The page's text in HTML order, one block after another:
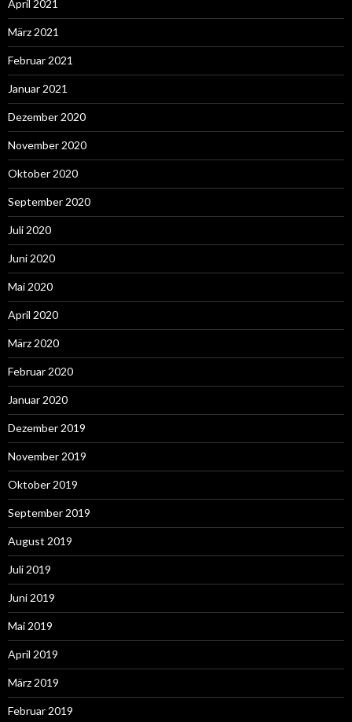
April 2021
März 2021
Februar 2021
Januar 2021
Dezember 2020
November 2020
Oktober 2020
September 2020
Juli 2020
Juni 2020
Mai 2020
April 2020
März 2020
Februar 2020
Januar 2020
Dezember 2019
November 2019
Oktober 2019
September 2019
August 2019
Juli 2019
Juni 2019
Mai 2019
April 2019
März 2019
Februar 2019